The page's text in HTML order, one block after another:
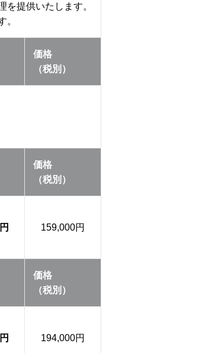
を提供いたします。
。
価格
（税別）
価格
（税別）
159,000円
価格
（税別）
194,000円